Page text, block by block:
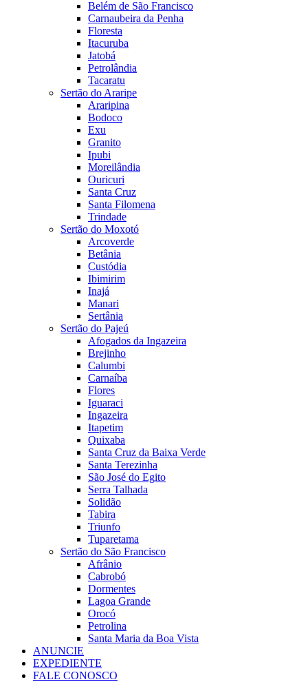
Belém de São Francisco
Carnaubeira da Penha
Floresta
Itacuruba
Jatobá
Petrolândia
Tacaratu
Sertão do Araripe
Araripina
Bodoco
Exu
Granito
Ipubi
Moreilândia
Ouricuri
Santa Cruz
Santa Filomena
Trindade
Sertão do Moxotó
Arcoverde
Betânia
Custódia
Ibimirim
Inajá
Manari
Sertânia
Sertão do Pajeú
Afogados da Ingazeira
Brejinho
Calumbi
Carnaíba
Flores
Iguaraci
Ingazeira
Itapetim
Quixaba
Santa Cruz da Baixa Verde
Santa Terezinha
São José do Egito
Serra Talhada
Solidão
Tabira
Triunfo
Tuparetama
Sertão do São Francisco
Afrânio
Cabrobó
Dormentes
Lagoa Grande
Orocó
Petrolina
Santa Maria da Boa Vista
ANUNCIE
EXPEDIENTE
FALE CONOSCO